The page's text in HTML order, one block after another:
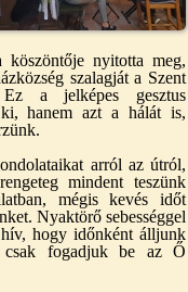
nyitotta meg,
szalagját a Szent
a jelképes gesztus
ki, hanem azt a hálát is,
arról az útról,
mindent teszünk
mégis kevés időt
Nyaktörő sebességgel
hogy időnként álljunk
csak fogadjuk be az Ő